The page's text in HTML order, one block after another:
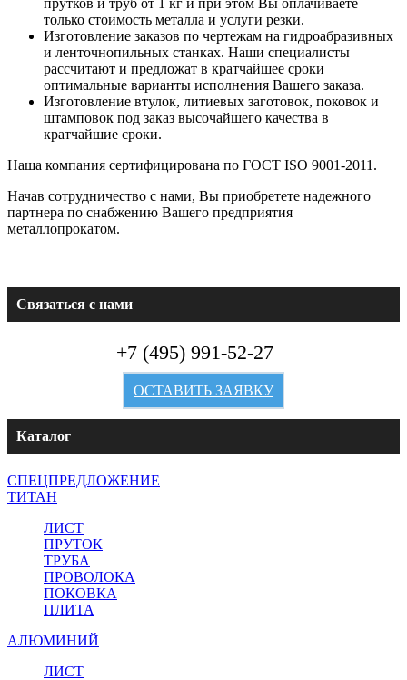
только стоимость металла и услуги резки.
Изготовление заказов по чертежам на гидроабразивных
и ленточнопильных станках. Наши специалисты
рассчитают и предложат в кратчайшее сроки
оптимальные варианты исполнения Вашего заказа.
Изготовление втулок, литиевых заготовок, поковок и
штамповок под заказ высочайшего качества в
кратчайшие сроки.
Наша компания сертифицирована по ГОСТ ISO 9001-2011.
Начав сотрудничество с нами, Вы приобретете надежного
партнера по снабжению Вашего предприятия
металлопрокатом.
Связаться с нами
+7 (495) 991-52-27
ОСТАВИТЬ ЗАЯВКУ
Каталог
СПЕЦПРЕДЛОЖЕНИЕ
ТИТАН
ЛИСТ
ПРУТОК
ТРУБА
ПРОВОЛОКА
ПОКОВКА
ПЛИТА
АЛЮМИНИЙ
ЛИСТ